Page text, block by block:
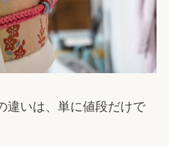
違いは、単に値段だけで